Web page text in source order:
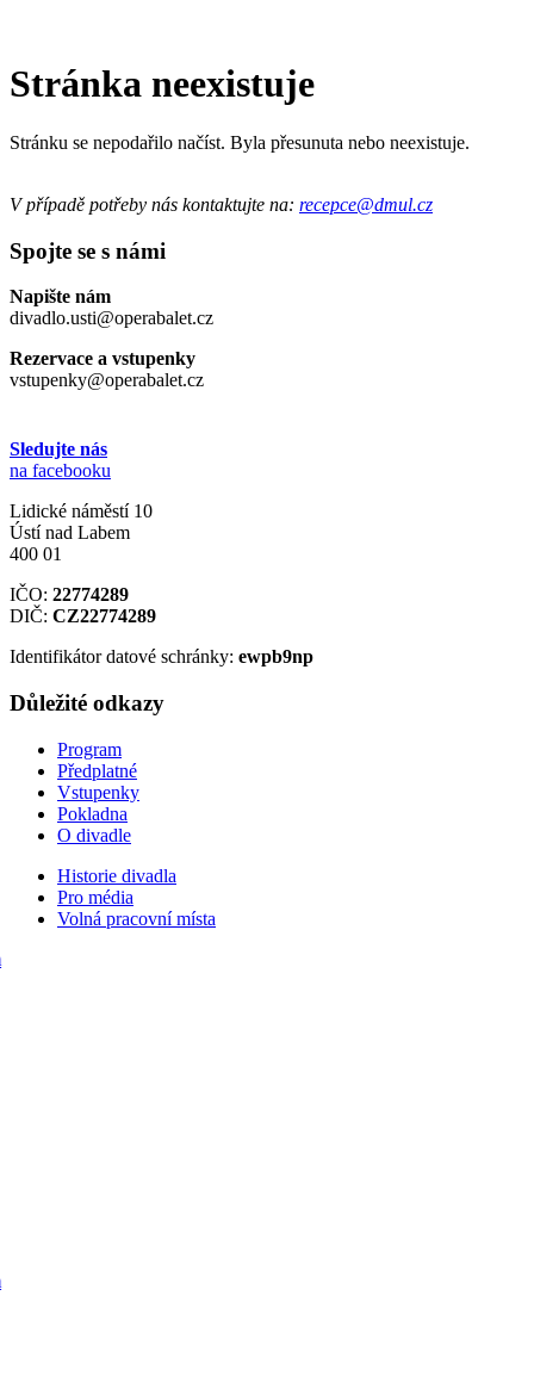
Stránka neexistuje
Stránku se nepodařilo načíst. Byla přesunuta nebo neexistuje.
V případě potřeby nás kontaktujte na: recepce@dmul.cz
Spojte se s námi
Napište nám
divadlo.usti@operabalet.cz
Rezervace a vstupenky
vstupenky@operabalet.cz
Sledujte nás
na facebooku
Lidické náměstí 10
Ústí nad Labem
400 01
IČO: 22774289
DIČ: CZ22774289
Identifikátor datové schránky: ewpb9np
Důležité odkazy
Program
Předplatné
Vstupenky
Pokladna
O divadle
Historie divadla
Pro média
Volná pracovní místa